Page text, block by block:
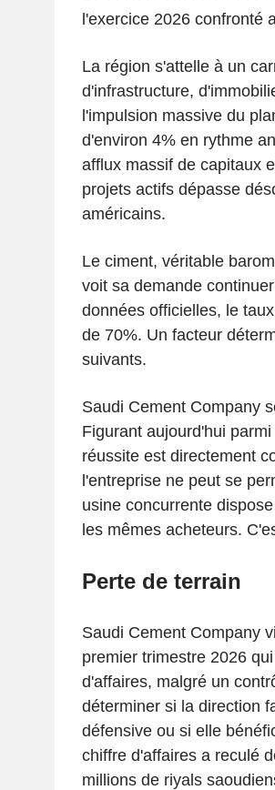
l'exercice 2026 confronté
La région s'attelle à un
d'infrastructure,
l'impulsion massive du
d'environ 4% en rythme
afflux massif de capitaux
projets actifs dépasse
américains.
Le ciment, véritable
voit sa demande
données officielles, le
de 70%. Un facteur
suivants.
Saudi Cement Company
Figurant aujourd'hui
réussite est directement
l'entreprise ne peut se
usine concurrente
les mêmes acheteurs.
Perte de terrain
Saudi Cement Company
premier trimestre 2026
d'affaires, malgré un
déterminer si la direction
défensive ou si elle
chiffre d'affaires a reculé
millions de riyals